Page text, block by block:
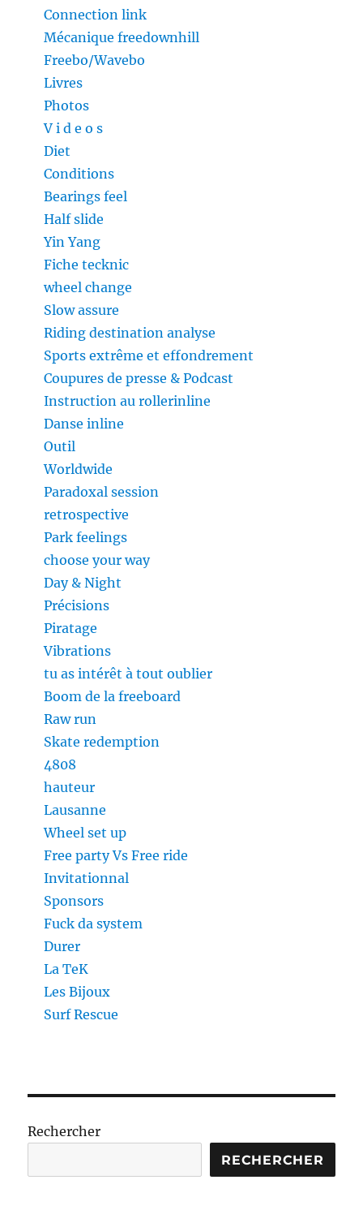
Connection link
Mécanique freedownhill
Freebo/Wavebo
Livres
Photos
V i d e o s
Diet
Conditions
Bearings feel
Half slide
Yin Yang
Fiche tecknic
wheel change
Slow assure
Riding destination analyse
Sports extrême et effondrement
Coupures de presse & Podcast
Instruction au rollerinline
Danse inline
Outil
Worldwide
Paradoxal session
retrospective
Park feelings
choose your way
Day & Night
Précisions
Piratage
Vibrations
tu as intérêt à tout oublier
Boom de la freeboard
Raw run
Skate redemption
4808
hauteur
Lausanne
Wheel set up
Free party Vs Free ride
Invitationnal
Sponsors
Fuck da system
Durer
La TeK
Les Bijoux
Surf Rescue
Rechercher
RECHERCHER